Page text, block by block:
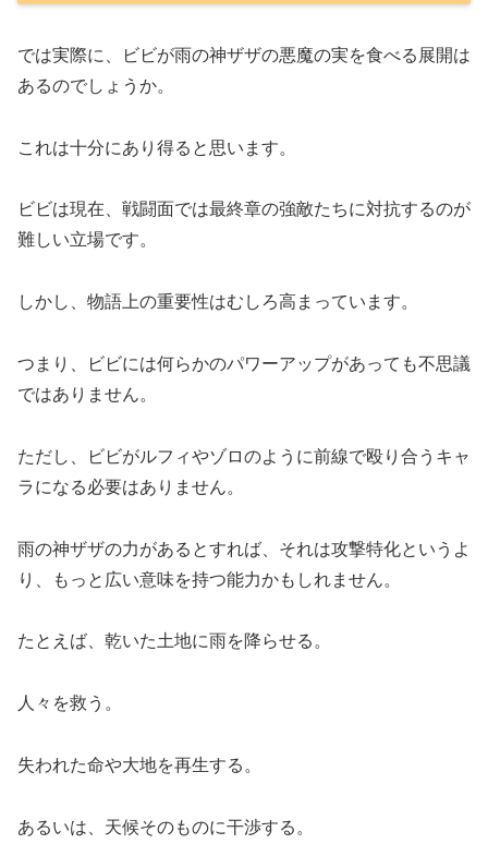
では実際に、ビビが雨の神ザザの悪魔の実を食べる展開は
あるのでしょうか。
これは十分にあり得ると思います。
ビビは現在、戦闘面では最終章の強敵たちに対抗するのが
難しい立場です。
しかし、物語上の重要性はむしろ高まっています。
つまり、ビビには何らかのパワーアップがあっても不思議
ではありません。
ただし、ビビがルフィやゾロのように前線で殴り合うキャ
ラになる必要はありません。
雨の神ザザの力があるとすれば、それは攻撃特化というよ
り、もっと広い意味を持つ能力かもしれません。
たとえば、乾いた土地に雨を降らせる。
人々を救う。
失われた命や大地を再生する。
あるいは、天候そのものに干渉する。